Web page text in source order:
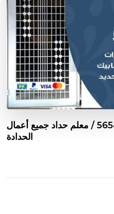
حداد أبواب صبحان / 56585569 / معلم حداد جميع أعمال
الحدادة